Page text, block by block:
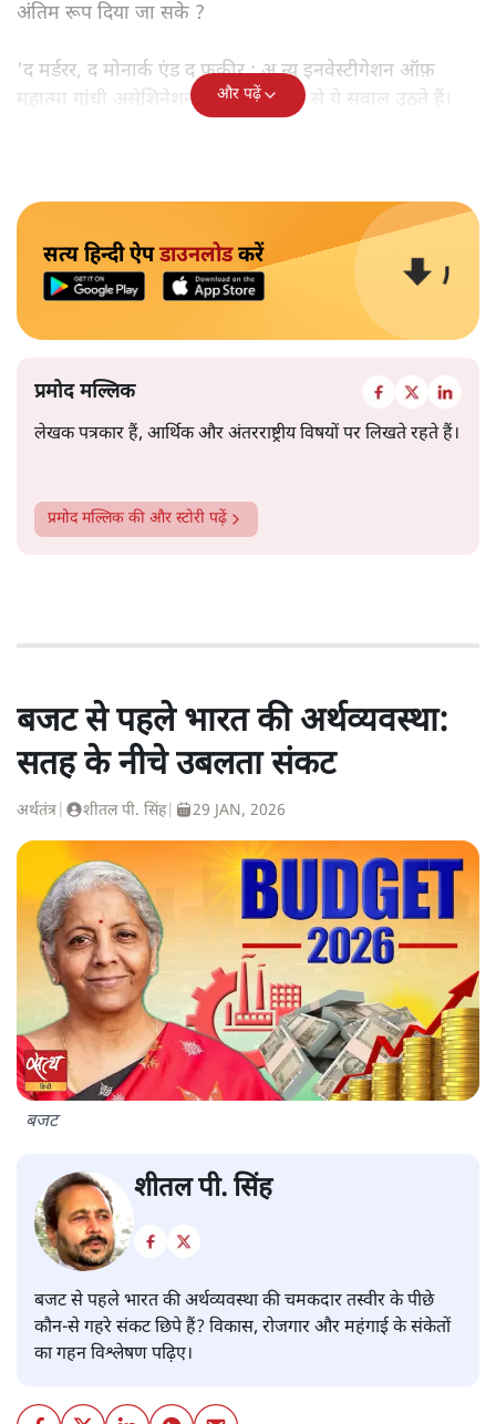
अंतिम रूप दिया जा सके ?
'द मर्डरर, द मोनार्क एंड द फ़कीर : अ न्यू इनवेस्टीगेशन ऑफ़
महात्मा गांधी असेशिनेशन' नामक किताब से ये सवाल उठते हैं।
और पढ़ें
सत्य हिन्दी ऐपडाउनलोडकरें
प्रमोद मल्लिक
लेखक पत्रकार हैं, आर्थिक और अंतरराष्ट्रीय विषयों पर लिखते रहते हैं।
प्रमोद मल्लिक की और स्टोरी पढ़ें
बजट से पहले भारत की अर्थव्यवस्था:
सतह के नीचे उबलता संकट
अर्थतंत्र शीतल पी. सिंह| 29 JAN, 2026
बजट
शीतल पी. सिंह
बजट से पहले भारत की अर्थव्यवस्था की चमकदार तस्वीर के पीछे
कौन-से गहरे संकट छिपे हैं? विकास, रोजगार और महंगाई के संकेतों
का गहन विश्लेषण पढ़िए।